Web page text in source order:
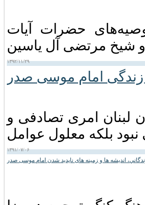
۱۳۳۸ و به دنبال توصیه‌های حضرات آیات
۱۳۹۲/۱۱/۲۹
زندگی امام موسى صدر
لبنان امری تصادفی و
۱۳۹۱/۰۷/۰۶
انديشه ها و زمينه های ناپديد شدن امام موسی صدر